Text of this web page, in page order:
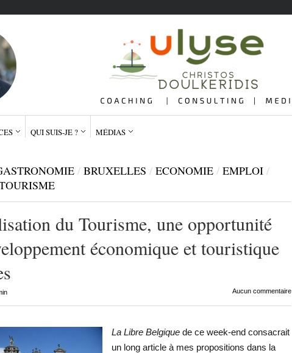
QUI SUIS-JE ? MÉDIAS
/ BRUXELLES / ECONOMIE / EMPLOI /
du Tourisme, une opportunité
économique et touristique
Aucun commentaire
La Libre Belgiquede ce week-end consacrait
un long article à mes propositions dans la